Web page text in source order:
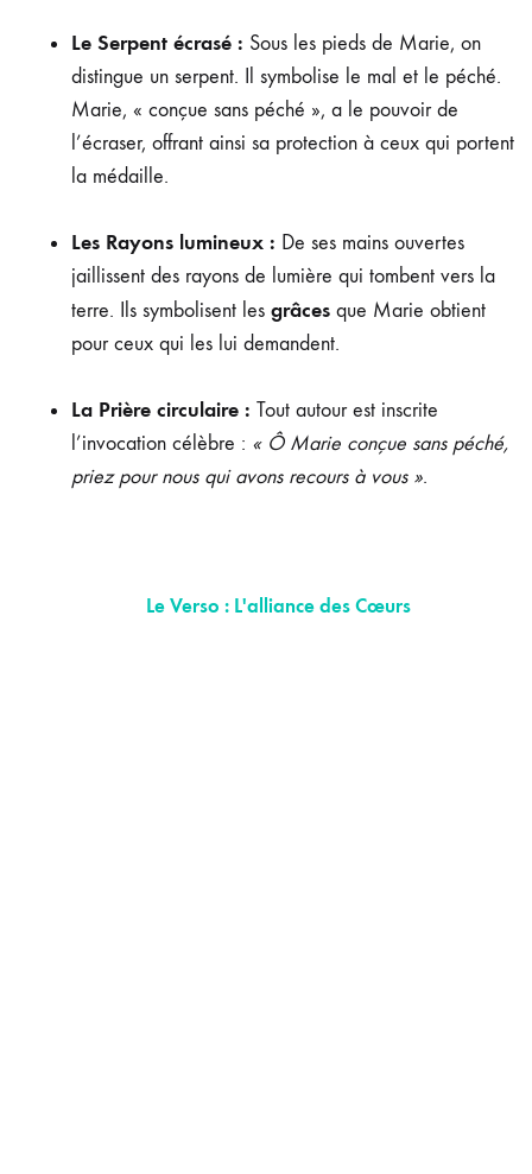
Le Verso : L'alliance des Cœurs
Le Serpent écrasé : Sous les pieds de Marie, on
distingue un serpent. Il symbolise le mal et le péché.
Marie, « conçue sans péché », a le pouvoir de
l’écraser, offrant ainsi sa protection à ceux qui portent
la médaille.
Les Rayons lumineux : De ses mains ouvertes
jaillissent des rayons de lumière qui tombent vers la
terre. Ils symbolisent les grâces que Marie obtient
pour ceux qui les lui demandent.
La Prière circulaire : Tout autour est inscrite
l’invocation célèbre : « Ô Marie conçue sans péché,
priez pour nous qui avons recours à vous ».